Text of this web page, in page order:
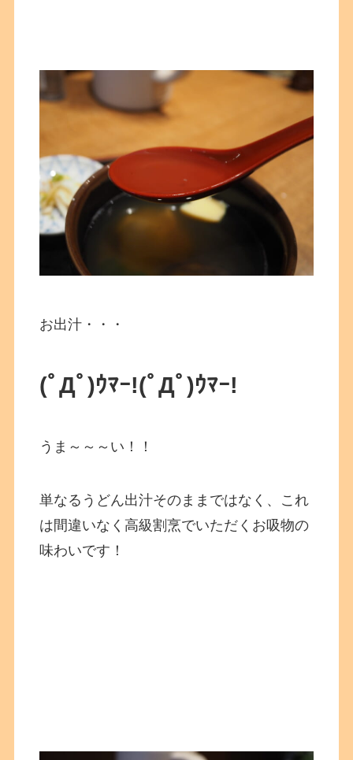
お出汁・・・
(ﾟДﾟ)ｳﾏｰ!(ﾟДﾟ)ｳﾏｰ!
うま～～～い！！
単なるうどん出汁そのままではなく、これ
は間違いなく高級割烹でいただくお吸物の
味わいです！